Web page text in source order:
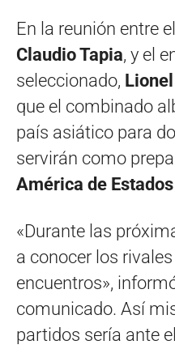
En la reunión entre
Claudio Tapia, y el
seleccionado,
que el combinado
país asiático para
servirán como
América de
«Durante las
a conocer los
encuentros»,
comunicado. Así
partidos sería ante